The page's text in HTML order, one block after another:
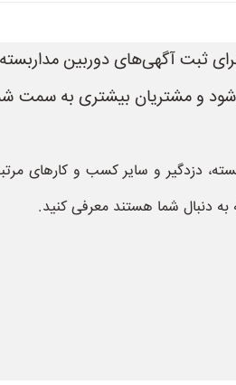
ثبت آگهی‌های دوربین
و مشتریان بیشتری به
دزدگیر و سایر کسب و کارهای
دنبال شما هستند معرفی کنید.